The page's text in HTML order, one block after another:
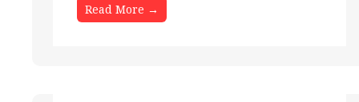
Read More →